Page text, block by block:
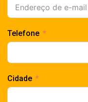
Telefone
Cidade